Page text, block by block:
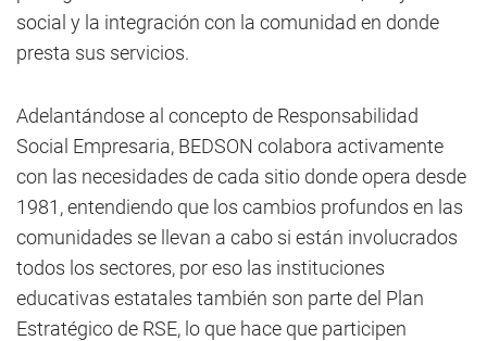
social y la integración con la comunidad en donde
presta sus servicios.
Adelantándose al concepto de Responsabilidad
Social Empresaria, BEDSON colabora activamente
con las necesidades de cada sitio donde opera desde
1981, entendiendo que los cambios profundos en las
comunidades se llevan a cabo si están involucrados
todos los sectores, por eso las instituciones
educativas estatales también son parte del Plan
Estratégico de RSE, lo que hace que participen